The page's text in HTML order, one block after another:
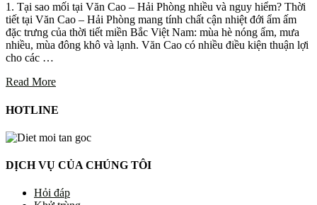
1. Tại sao mối tại Văn Cao – Hải Phòng nhiều và nguy hiểm? Thời
tiết tại Văn Cao – Hải Phòng mang tính chất cận nhiệt đới ẩm ấm
đặc trưng của thời tiết miền Bắc Việt Nam: mùa hè nóng ẩm, mưa
nhiều, mùa đông khô và lạnh. Văn Cao có nhiều điều kiện thuận lợi
cho các …
Read More
HOTLINE
DỊCH VỤ CỦA CHÚNG TÔI
Hỏi đáp